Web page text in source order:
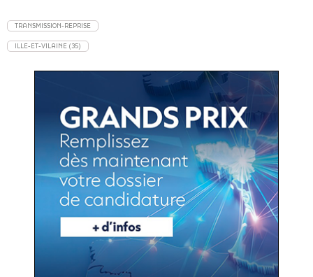
TRANSMISSION-REPRISE
ILLE-ET-VILAINE (35)